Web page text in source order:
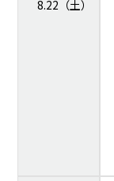
8.22（土）